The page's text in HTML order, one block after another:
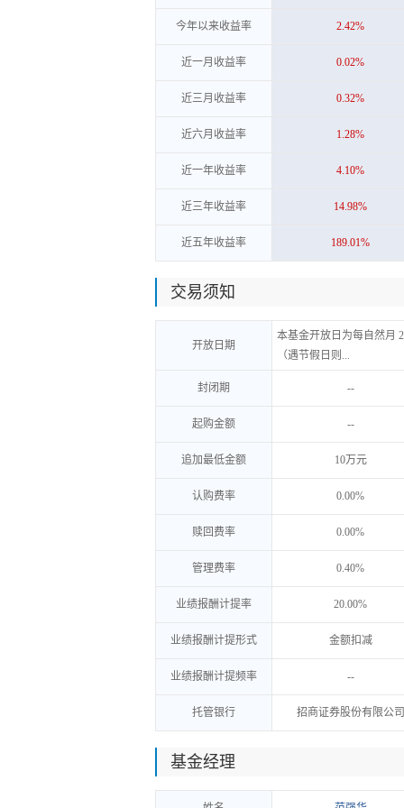
今年以来收益率 2.42%
近一月收益率 0.02%
近三月收益率 0.32%
近六月收益率 1.28%
近一年收益率 4.10%
近三年收益率 14.98%
近五年收益率 189.01%
交易须知
开放日期
本基金开放日为每自然月
（遇节假日则...
封闭期 --
起购金额 --
追加最低金额 10万元
认购费率 0.00%
赎回费率 0.00%
管理费率 0.40%
业绩报酬计提率 20.00%
业绩报酬计提形式 金额扣减
业绩报酬计提频率 --
托管银行 招商证券股份有限公司
基金经理